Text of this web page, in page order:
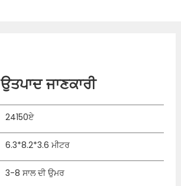
ਉਤਪਾਦ ਜਾਣਕਾਰੀ
24150ਏ
6.3*8.2*3.6 ਮੀਟਰ
3-8 ਸਾਲ ਦੀ ਉਮਰ